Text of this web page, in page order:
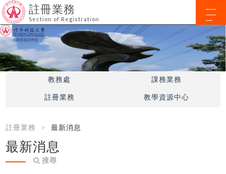
註冊業務
Section of Registration
教務處 課務業務
註冊業務 教學資源中心
註冊業務 最新消息
最新消息
搜尋